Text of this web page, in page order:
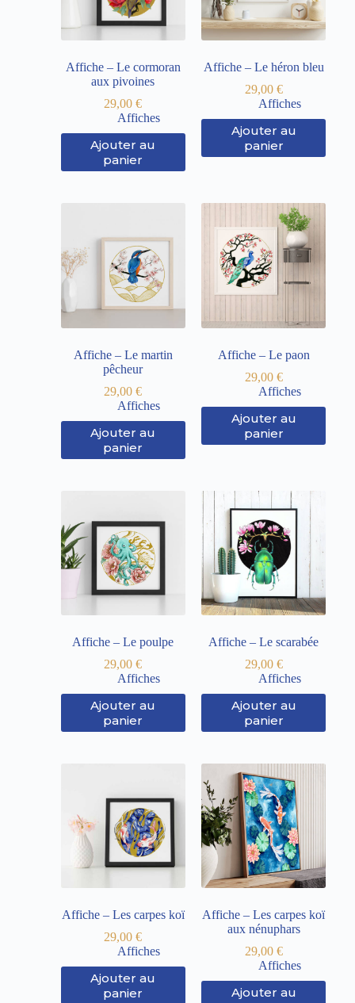
Affiche – Le cormoran
aux pivoines
29,00€
Affiches
Ajouter au
panier
Affiche – Le héron bleu
29,00 €
Affiches
Ajouter au
panier
Affiche – Le martin
pêcheur
29,00€
Affiches
Ajouter au
panier
Affiche – Le paon
29,00 €
Affiches
Ajouter au
panier
Affiche – Le poulpe
29,00€
Affiches
Ajouter au
panier
Affiche – Le scarabée
29,00 €
Affiches
Ajouter au
panier
Affiche – Les carpes koï
29,00€
Affiches
Ajouter au
panier
Affiche – Les carpes koï
aux nénuphars
29,00 €
Affiches
Ajouter au